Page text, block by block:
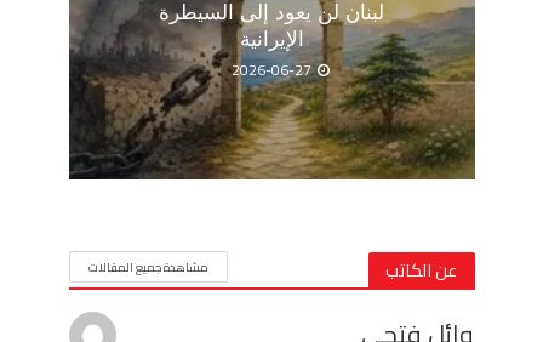
لبنان لن يعود إلى السيطرة
الإيرانية
2026-06-27
عن الكاتب مشاهدة جميع المقالات